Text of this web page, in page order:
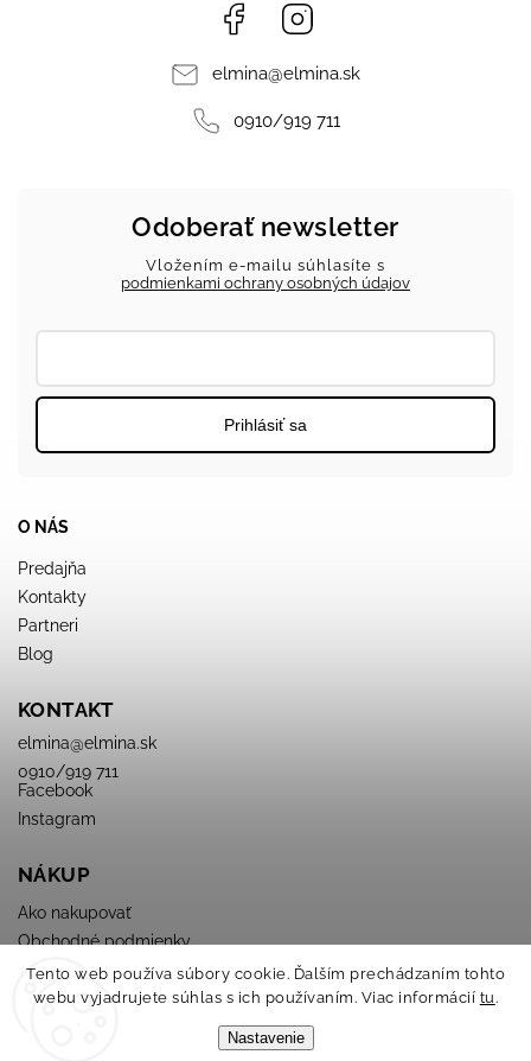
Tento web používa súbory cookie. Ďalším prechádzaním tohto
webu vyjadrujete súhlas s ich používaním. Viac informácií tu.
Nastavenie
Facebook
elmina@elmina.sk
0910/919 711
O NÁS
Predajňa
Kontakty
Partneri
Blog
KONTAKT
elmina@elmina.sk
0910/919 711
Facebook
Instagram
NÁKUP
Ako nakupovať
Obchodné podmienky
Podmienky ochrany osobných údajov
Odoberať newsletter
Vložením e-mailu súhlasíte s
podmienkami ochrany osobných údajov
Prihlásiť sa